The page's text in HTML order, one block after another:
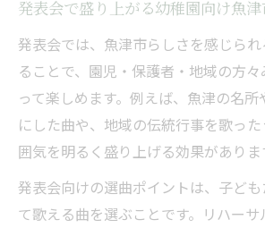
発表会で盛り上がる幼稚園向け魚
発表会では、魚津市らしさを感じら
ることで、園児・保護者・地域の方
って楽しめます。例えば、魚津の名
にした曲や、地域の伝統行事を歌っ
囲気を明るく盛り上げる効果がありま
発表会向けの選曲ポイントは、子ど
て歌える曲を選ぶことです。リハー